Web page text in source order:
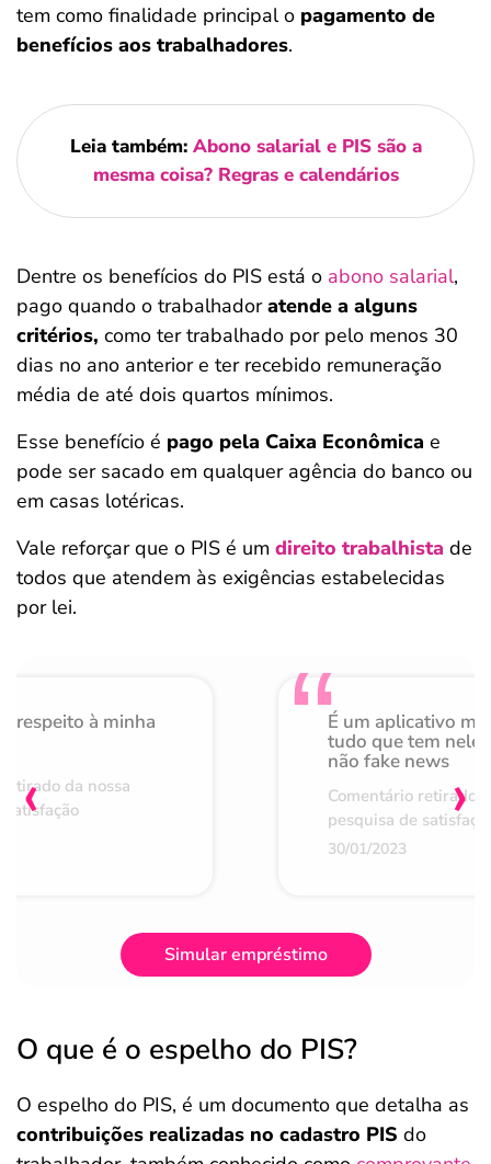
tem como finalidade principal o pagamento de
benefícios aos trabalhadores.
Leia também: Abono salarial e PIS são a
mesma coisa? Regras e calendários
Dentre os benefícios do PIS está o abono salarial,
pago quando o trabalhadoratende a alguns
critérios, como ter trabalhado por pelo menos 30
dias no ano anterior e ter recebido remuneração
média de até dois quartos mínimos.
Esse benefício é pago pela Caixa Econômica e
pode ser sacado em qualquer agência do banco ou
em casas lotéricas.
Vale reforçar que o PIS é um direito trabalhista de
todos que atendem às exigências estabelecidas
por lei.
respeito à minha
da nossa
É um aplicativo
tudo que tem nele
não fake news
Comentário retirado
pesquisa de
30/01/2023
‹ ›
Simular empréstimo
O que é o espelho do PIS?
O espelho do PIS, é um documento que detalha as
contribuições realizadas no cadastro PIS do